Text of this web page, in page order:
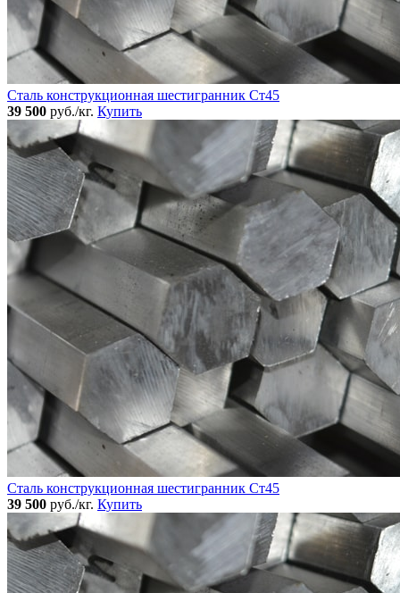
Сталь конструкционная шестигранник Ст45
39 500 руб./кг. Купить
Сталь конструкционная шестигранник Ст45
39 500 руб./кг. Купить